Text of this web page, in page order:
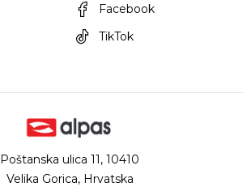
Facebook
TikTok
Poštanska ulica 11, 10410
Velika Gorica, Hrvatska